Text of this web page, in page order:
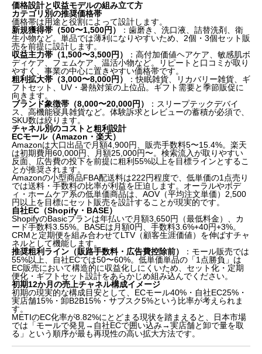
価格設計と収益モデルの組み立て方
カテゴリ別の推奨価格帯
価格帯は用途と役割によって設計します。
新規獲得帯（500〜1,500円）
：歯磨き、洗口液、詰替洗剤、衛
生小物など。単品では薄利になりやすいため、2個・3個セット販
売を前提に設計します。
収益主力帯（1,500〜3,500円）
：高付加価値ヘアケア、敏感肌ボ
ディケア、フェムケア、温活小物など。リピートと口コミが取り
やすく、事業の中心に置きやすい価格帯です。
粗利拡大帯（3,000〜8,000円）
：快眠雑貨、リカバリー雑貨、ギ
フトセット、UV・暑熱対策の上位品。ギフト需要と季節販促に
向きます。
ブランド象徴帯（8,000〜20,000円）
：スリープテックデバイ
ス、高機能寝具雑貨など。体験訴求とレビューの蓄積が必須で、
SKU数は絞ります。
チャネル別のコストと粗利設計
ECモール（Amazon・楽天）
Amazonは大口出品で月額4,900円、販売手数料5〜15.4%。楽天
は初期費用60,000円、月額25,000円〜。検索流入が取りやすい
反面、広告費の投下を前提に粗利55%以上を目標ラインとするこ
とが推奨されます。
Amazonの小型商品FBA配送料は222円程度で、低単価の1点売り
では送料・手数料の比率が利益を圧迫します。オーラルやボデ
ィ・ホームケア系の低単価商品は、AOV（平均注文単価）2,500
円以上を目標にセット販売を設計することが現実的です。
自社EC（Shopify・BASE）
ShopifyのBasicプランは年払いで月額3,650円（最低料金）、カ
ード手数料3.55%。BASEは月額0円、手数料3.6%+40円+3%。
CRMと定期便を組み合わせてLTV（顧客生涯価値）を伸ばすチャ
ネルとして機能します。
推奨粗利ライン（販路手数料・広告費控除前）
：モール販売では
55%以上、自社ECでは50〜60%。低単価単品の「1点勝負」は
EC販売において構造的に収益化しにくいため、セット化・定期
便化・ギフトセット設計をあらかじめ組み込んでください。
初期12か月の売上チャネル構成イメージ
初期の現実的な構成目安として、ECモール40%・自社EC25%・
実店舗15%・卸B2B15%・サブスク5%という比率が考えられま
す。
METIのEC化率が8.82%にとどまる現状を踏まえると、日本市場
では「モールで発見→自社ECで囲い込み→実店舗と卸で量を取
る」という順序が最も再現性の高い拡大方法です。